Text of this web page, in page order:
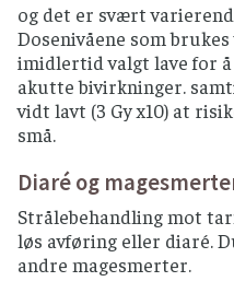
og det er svært
Dosenivåene som
imidlertid valgt lave for
akutte bivirkninger.
vidt lavt (3 Gy x10) at
små.
Diaré og
Strålebehandling mot
løs avføring eller diaré.
andre magesmerter.